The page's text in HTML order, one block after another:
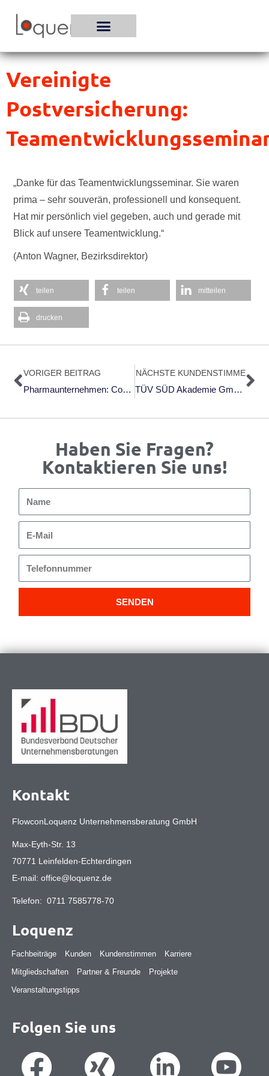
Inhalt
Vereinigte
Postversicherung:
„Danke für das Teamentwicklungsseminar. Sie waren
prima – sehr souverän, professionell und konsequent.
Hat mir persönlich viel gegeben, auch und gerade mit
Blick auf unsere Teamentwicklung.“
(Anton Wagner, Bezirksdirektor)
teilen teilen mitteilen
drucken
Zurück
VORIGER BEITRAG
Pharmaunternehmen: Coaching
NÄCHSTE KUNDENSTIMME
TÜV SÜD Akademie GmbH: Auswertung Des 14. HRexperts.forums In Nürnberg
Haben Sie Fragen?
Kontaktieren Sie uns!
Mail
SENDEN
Kontakt
FlowconLoquenz Unternehmensberatung GmbH
Max-Eyth-Str. 13
70771 Leinfelden-Echterdingen
E-mail: office@loquenz.de
Telefon: 0711 7585778-70
Loquenz
Fachbeiträge Kunden Kundenstimmen
Karriere
Mitgliedschaften
Partner & Freunde
Projekte
Veranstaltungstipps
Folgen Sie uns